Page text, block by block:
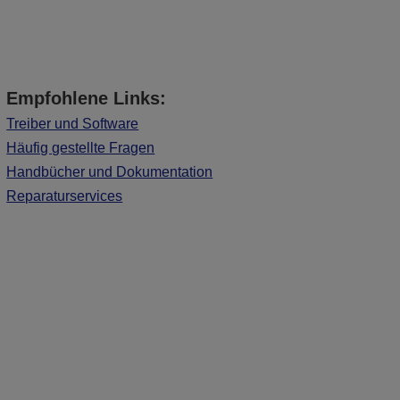
Empfohlene Links:
Treiber und Software
Häufig gestellte Fragen
Handbücher und Dokumentation
Reparaturservices